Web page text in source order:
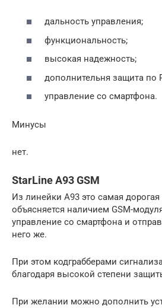
дальность управления;
функциональность;
высокая надежность;
дополнительня защита по
управление со смартфона.
Минусы
нет.
StarLine A93 GSM
Из линейки A93 это самая дорогая
объясняется наличием GSM-
управление со смартфона и
него же.
При этом кодграбберами
благодаря высокой степени
При желании можно дополнить